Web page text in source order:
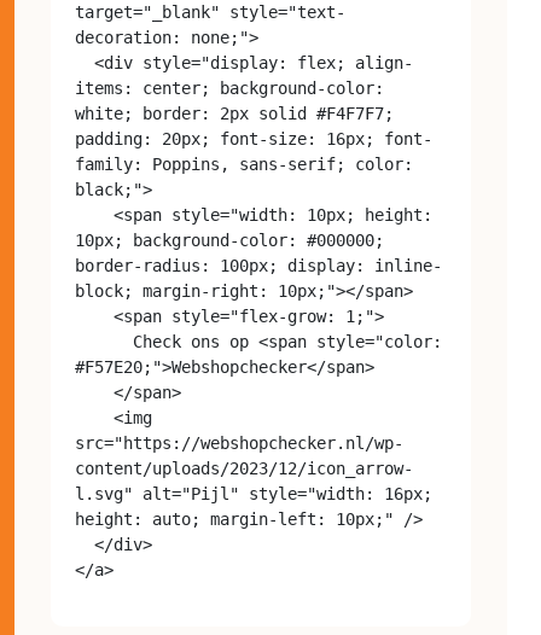
target="_blank" style="text-
decoration: none;">
items: center; background-color:
white; border: 2px solid #F4F7F7;
padding: 20px; font-size: 16px; font-
family: Poppins, sans-serif; color:
black;">
10px; background-color: #000000;
border-radius: 100px; display: inline-
block; margin-right: 10px;"></span>
#F57E20;">Webshopchecker</span>
src="https://webshopchecker.nl/wp-
content/uploads/2023/12/icon_arrow-
l.svg" alt="Pijl" style="width: 16px;
height: auto; margin-left: 10px;" />